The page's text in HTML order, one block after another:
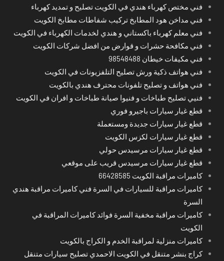
فني مختص كهرباء هندي في الكويت تصليح و تمديد كهرباء
فني مداخن هود المطابخ تركيب شفاطات مطابخ الكويت
فني معلم كهرباء باكستاني و هندي لخدمات الكهرباء في الكويت
فني مكافحة حشرات و قوارض من افضل شركات الكويت
فني مكيفات خيطان 98548488
فني هواتف ذكية ورش تصليح التلفزيونات في الكويت
فني هواتف و تصليح تلفونات محترف هندي بالكويت
فنيي تصليح طباخات و فنيوا صيانة طباخات و افران في الكويت
قطع غيار سيارات باجيرو فوري
قطع غيار سيارات جديدة ومستعملة
قطع غيار سيارات لكزس الكويت
قطع غيار سيارات مرسيدس حولي
قطع غيار سيارات مرسيدس قريب على موقعي
كاميرات مراقبة الكويت 66428585
كاميرات مراقبة للسيارات في السرة فني كاميرات مراقبة هندي
السرة
كاميرات مراقبة مخفية السرة فوائد كاميرات المراقبة في
الكويت
كاميرات منزلية لمراقبة الخدم و الكراج بالكويت
كراج بنشر متنقل في الكويت الاحمدي تصليح سيارات متنقل